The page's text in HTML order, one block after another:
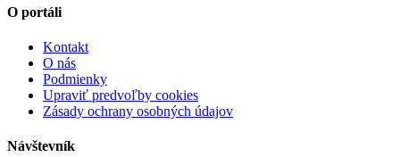
O portáli
Kontakt
O nás
Podmienky
Upraviť predvoľby cookies
Zásady ochrany osobných údajov
Návštevník